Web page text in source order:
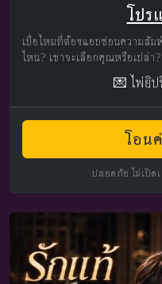
โปร
เบื่อไหมที่ต้องแอบซ่อนความสัม
ไหน? เขาจะเลือกคุณหรือเปล่า
💌 ไพ่ยิ
โอน
ปลอดภัย ไม่เปิด